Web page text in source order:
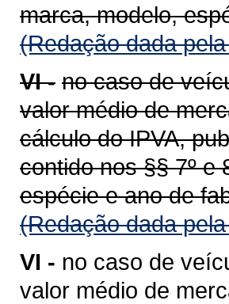
marca, modelo,
(Redação dada
VI - no caso de
valor médio de
cálculo do IPVA,
contido nos §§ 7º e
espécie e ano de
(Redação dada
VI - no caso de
valor médio de